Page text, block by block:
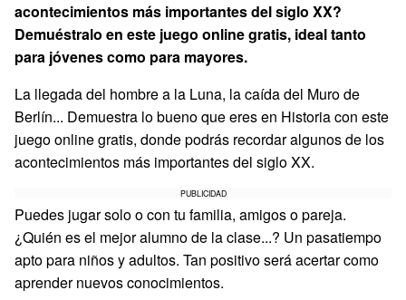
acontecimientos más importantes del siglo XX?
Demuéstralo en este juego online gratis, ideal tanto
para jóvenes como para mayores.
La llegada del hombre a la Luna, la caída del Muro de
Berlín... Demuestra lo bueno que eres en Historia con este
juego online gratis, donde podrás recordar algunos de los
acontecimientos más importantes del siglo XX.
PUBLICIDAD
Puedes jugar solo o con tu familia, amigos o pareja.
¿Quién es el mejor alumno de la clase...? Un pasatiempo
apto para niños y adultos. Tan positivo será acertar como
aprender nuevos conocimientos.